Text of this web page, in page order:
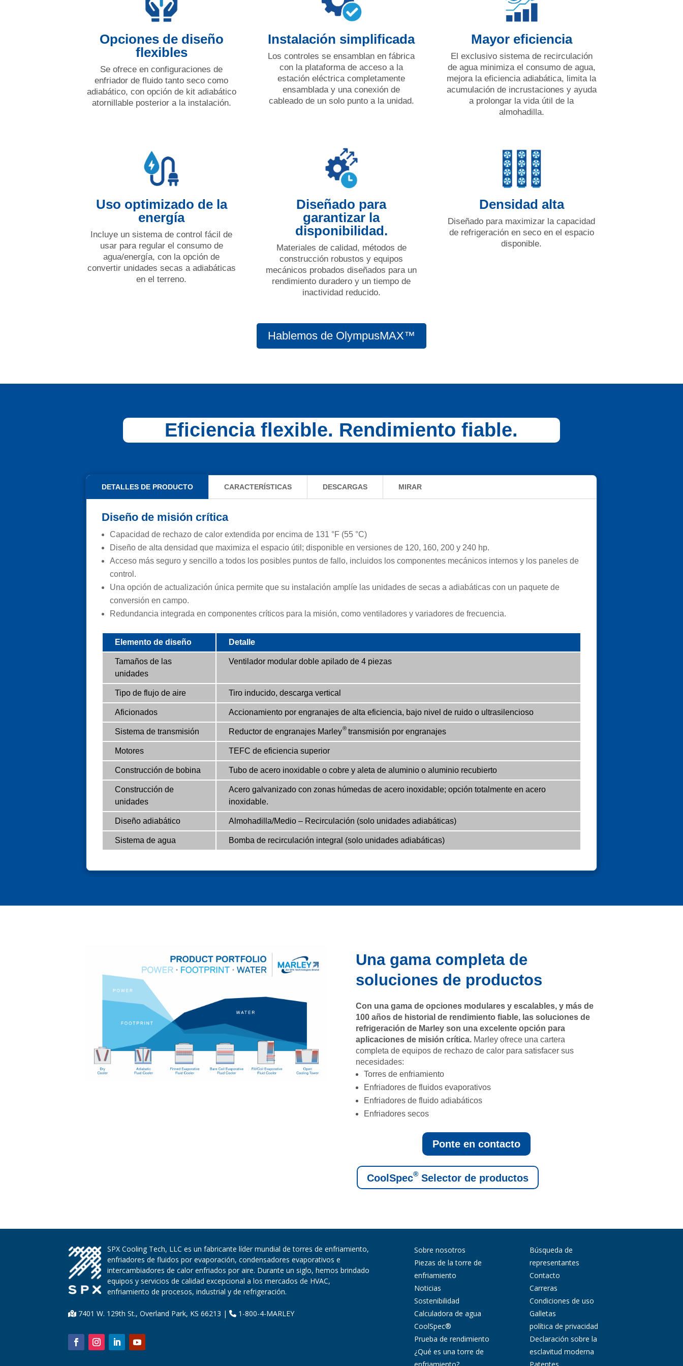
Opciones de diseño
flexibles
Se ofrece en configuraciones de
enfriador de fluido tanto seco como
adiabático, con opción de kit adiabático
atornillable posterior a la instalación.
Instalación simplificada
Los controles se ensamblan en fábrica
con la plataforma de acceso a la
estación eléctrica completamente
ensamblada y una conexión de
cableado de un solo punto a la unidad.
Mayor eficiencia
El exclusivo sistema de recirculación
de agua minimiza el consumo de agua,
mejora la eficiencia adiabática, limita la
acumulación de incrustaciones y ayuda
a prolongar la vida útil de la
almohadilla.
Uso optimizado de la
energía
Incluye un sistema de control fácil de
usar para regular el consumo de
agua/energía, con la opción de
convertir unidades secas a adiabáticas
en el terreno.
Diseñado para
garantizar la
disponibilidad.
Materiales de calidad, métodos de
construcción robustos y equipos
mecánicos probados diseñados para un
rendimiento duradero y un tiempo de
inactividad reducido.
Densidad alta
Diseñado para maximizar la capacidad
de refrigeración en seco en el espacio
disponible.
Hablemos de OlympusMAX™
Eficiencia flexible. Rendimiento fiable.
DETALLES DE PRODUCTO CARACTERÍSTICAS DESCARGAS MIRAR
Diseño de misión crítica
Capacidad de rechazo de calor extendida por encima de 131 °F (55 °C)
Diseño de alta densidad que maximiza el espacio útil; disponible en versiones de 120, 160, 200 y 240 hp.
Acceso más seguro y sencillo a todos los posibles puntos de fallo, incluidos los componentes mecánicos internos y los paneles de
control.
Una opción de actualización única permite que su instalación amplíe las unidades de secas a adiabáticas con un paquete de
conversión en campo.
Redundancia integrada en componentes críticos para la misión, como ventiladores y variadores de frecuencia.
Elemento de diseño Detalle
Tamaños de las
unidades
Ventilador modular doble apilado de 4 piezas
Tipo de flujo de aire Tiro inducido, descarga vertical
Aficionados Accionamiento por engranajes de alta eficiencia, bajo nivel de ruido o ultrasilencioso
Sistema de transmisión Reductor de engranajes Marley® transmisión por engranajes
Motores TEFC de eficiencia superior
Construcción de bobina Tubo de acero inoxidable o cobre y aleta de aluminio o aluminio recubierto
Construcción de
unidades
Acero galvanizado con zonas húmedas de acero inoxidable; opción totalmente en acero
inoxidable.
Diseño adiabático Almohadilla/Medio – Recirculación (solo unidades adiabáticas)
Sistema de agua Bomba de recirculación integral (solo unidades adiabáticas)
Una gama completa de
soluciones de productos
Con una gama de opciones modulares y escalables, y más de
100 años de historial de rendimiento fiable, las soluciones de
refrigeración de Marley son una excelente opción para
aplicaciones de misión crítica. Marley ofrece una cartera
completa de equipos de rechazo de calor para satisfacer sus
necesidades:
Torres de enfriamiento
Enfriadores de fluidos evaporativos
Enfriadores de fluido adiabáticos
Enfriadores secos
Ponte en contacto
CoolSpec® Selector de productos
SPX Cooling Tech, LLC es un fabricante líder mundial de torres de enfriamiento,
enfriadores de fluidos por evaporación, condensadores evaporativos e
intercambiadores de calor enfriados por aire. Durante un siglo, hemos brindado
equipos y servicios de calidad excepcional a los mercados de HVAC,
enfriamiento de procesos, industrial y de refrigeración.
7401 W. 129th St., Overland Park, KS 66213 | 1-800-4-MARLEY
Sobre nosotros
Piezas de la torre de
enfriamiento
Noticias
Sostenibilidad
Calculadora de agua
CoolSpec®
Prueba de rendimiento
¿Qué es una torre de
enfriamiento?
Búsqueda de
representantes
Contacto
Carreras
Condiciones de uso
Galletas
política de privacidad
Declaración sobre la
esclavitud moderna
Patentes